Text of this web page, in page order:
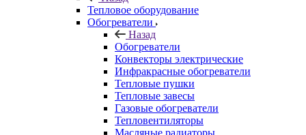
Тепловое оборудование
Обогреватели
Назад
Обогреватели
Конвекторы электрические
Инфракрасные обогреватели
Тепловые пушки
Тепловые завесы
Газовые обогреватели
Тепловентиляторы
Масляные радиаторы